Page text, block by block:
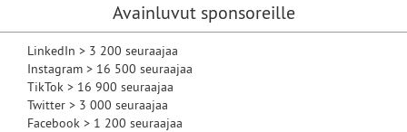
Avainluvut sponsoreille
LinkedIn > 3 200 seuraajaa
Instagram > 16 500 seuraajaa
TikTok > 16 900 seuraajaa
Twitter > 3 000 seuraajaa
Facebook > 1 200 seuraajaa